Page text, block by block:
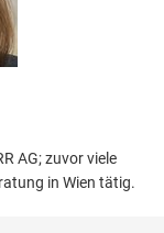
AG; zuvor viele
in Wien tätig.